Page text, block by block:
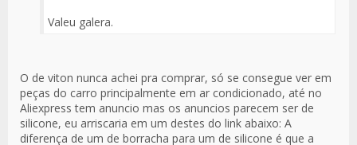
Valeu galera.
O de viton nunca achei pra comprar, só se consegue ver em
peças do carro principalmente em ar condicionado, até no
Aliexpress tem anuncio mas os anuncios parecem ser de
silicone, eu arriscaria em um destes do link abaixo: A
diferença de um de borracha para um de silicone é que a